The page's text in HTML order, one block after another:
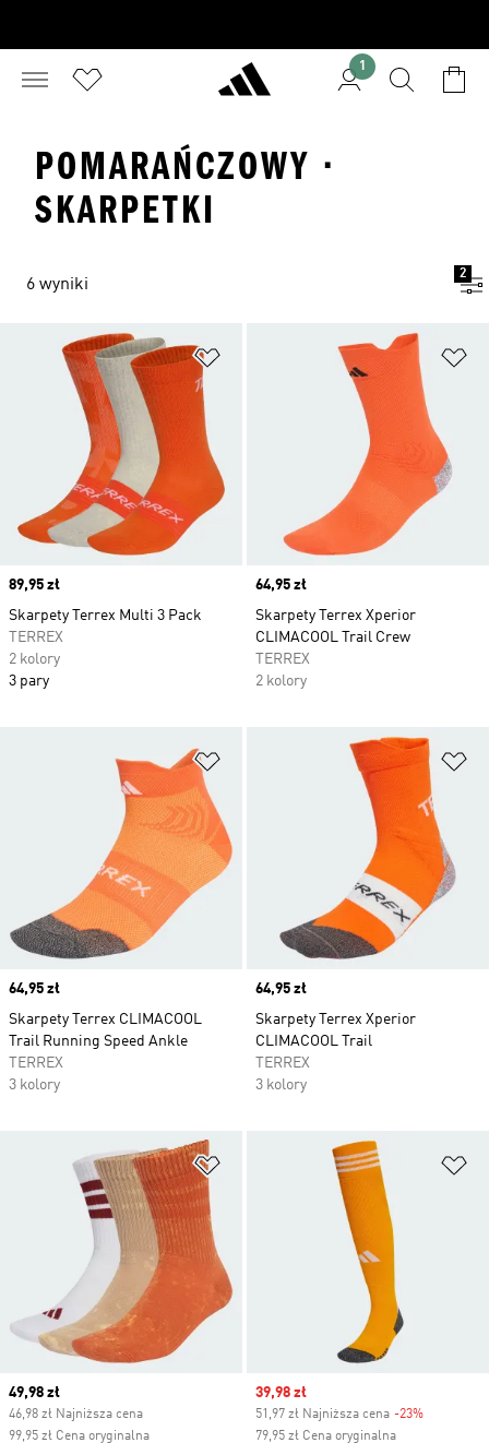
1
POMARAŃCZOWY ·
SKARPETKI
6 wyniki
2
Dodaj do listy życzeń
Price
89,95 zł
Skarpety Terrex Multi 3 Pack
TERREX
2 kolory
3 pary
Price
64,95 zł
Skarpety Terrex Xperior
CLIMACOOL Trail Crew
TERREX
2 kolory
Dodaj do listy życzeń
Price
64,95 zł
Skarpety Terrex CLIMACOOL
Trail Running Speed Ankle
TERREX
3 kolory
Price
64,95 zł
Skarpety Terrex Xperior
CLIMACOOL Trail
TERREX
3 kolory
Dodaj do listy życzeń
Current price
49,98 zł
46,98 zł Najniższa cena
99,95 zł Cena oryginalna
Sale price
39,98 zł
51,97 zł Najniższa cena -23%
79,95 zł Cena oryginalna